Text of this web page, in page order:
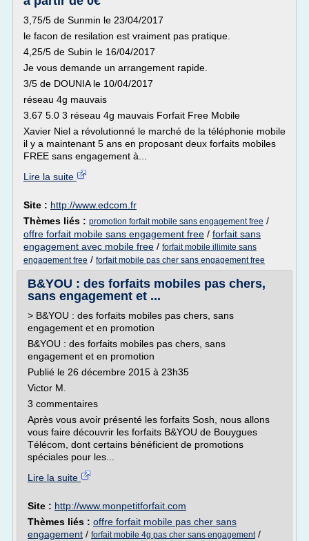
3,75/5 de Sunmin le 23/04/2017
le facon de resilation est vraiment pas pratique.
4,25/5 de Subin le 16/04/2017
Je vous demande un arrangement rapide.
3/5 de DOUNIA le 10/04/2017
réseau 4g mauvais
3.67 5.0 3 réseau 4g mauvais Forfait Free Mobile
Xavier Niel a révolutionné le marché de la téléphonie mobile
il y a maintenant 5 ans en proposant deux forfaits mobiles
FREE sans engagement à...
Lire la suite
Site : http://www.edcom.fr
Thèmes liés : promotion forfait mobile sans engagement free /
offre forfait mobile sans engagement free / forfait sans
engagement avec mobile free / forfait mobile illimite sans
engagement free / forfait mobile pas cher sans engagement free
B&YOU : des forfaits mobiles pas chers,
sans engagement et ...
> B&YOU : des forfaits mobiles pas chers, sans
engagement et en promotion
B&YOU : des forfaits mobiles pas chers, sans
engagement et en promotion
Publié le 26 décembre 2015 à 23h35
Victor M.
3 commentaires
Après vous avoir présenté les forfaits Sosh, nous allons
vous faire découvrir les forfaits B&YOU de Bouygues
Télécom, dont certains bénéficient de promotions
spéciales pour les...
Lire la suite
Site : http://www.monpetitforfait.com
Thèmes liés : offre forfait mobile pas cher sans
engagement / forfait mobile 4g pas cher sans engagement/